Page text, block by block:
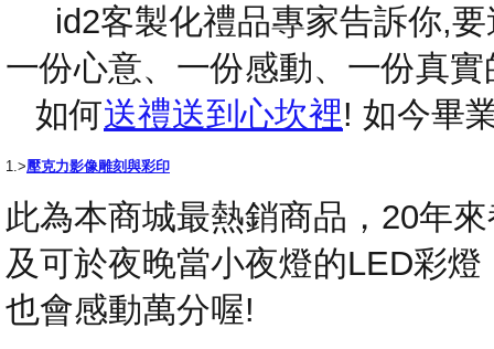
id2客製化禮品專家告訴你,要
一份心意、一份感動、一份真
如何送禮送到心坎裡! 如今畢
1.>壓克力影像雕刻與彩印
此為本商城最熱銷商品，20年
及可於夜晚當小夜燈的LED彩
也會感動萬分喔!